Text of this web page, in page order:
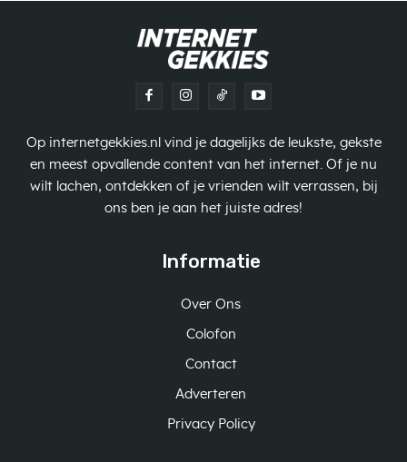
Op internetgekkies.nl vind je dagelijks de leukste, gekste
en meest opvallende content van het internet. Of je nu
wilt lachen, ontdekken of je vrienden wilt verrassen, bij
ons ben je aan het juiste adres!
Informatie
Over Ons
Colofon
Contact
Adverteren
Privacy Policy